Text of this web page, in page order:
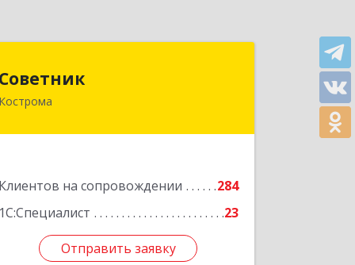
Советник
Кострома
Клиентов на сопровождении
284
1С:Специалист
23
Отправить заявку
156000, Костромская обл, Кострома г,
Отправить заявку